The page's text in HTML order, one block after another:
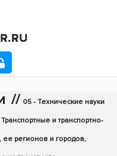
// 05 - Технические науки
и транспортно-
ее регионов и городов,